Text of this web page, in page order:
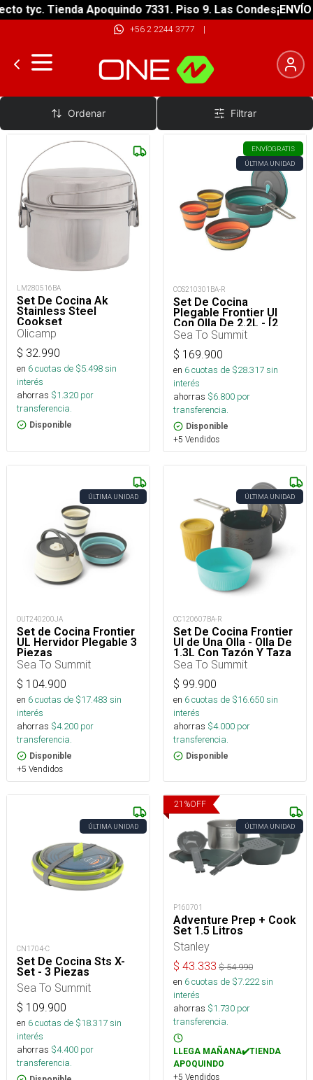
tyc. Tienda Apoquindo 7331. Piso 9. Las Condes¡ENVÍO
+56 2 2244 3777 |
Baterias de Cocina
Ordenar Filtrar
LM280516BA
Set De Cocina Ak
Stainless Steel
Cookset
Olicamp
$ 32.990
en 6cuotas de $5.498sin
interés
ahorras $1.320 por
transferencia.
Disponible
ENVÍOGRATIS
ÚLTIMA UNIDAD
COS210301BA-R
Set De Cocina
Plegable Frontier Ul
Con Olla De 2.2L - [2
Personas] [5 Piezas]
Sea To Summit
$ 169.900
en 6cuotas de $28.317sin
interés
ahorras $6.800 por
transferencia.
Disponible
+5 Vendidos
ÚLTIMA UNIDAD
OUT240200JA
Set de Cocina Frontier
UL Hervidor Plegable 3
Piezas
Sea To Summit
$ 104.900
en 6cuotas de $17.483 sin
interés
ahorras $4.200 por
transferencia.
Disponible
+5 Vendidos
ÚLTIMA UNIDAD
OC120607BA-R
Set De Cocina Frontier
Ul de Una Olla - Olla De
1.3L Con Tazón Y Taza
S
Sea To Summit
$ 99.900
en 6cuotas de $16.650sin
interés
ahorras $4.000 por
transferencia.
Disponible
ÚLTIMA UNIDAD
CN1704-C
Set De Cocina Sts X-
Set - 3 Piezas
Sea To Summit
$ 109.900
en 6cuotas de $18.317sin
interés
ahorras $4.400 por
transferencia.
21 %OFF
ÚLTIMA UNIDAD
P160701
Adventure Prep + Cook
Set 1.5 Litros
Stanley
$ 43.333 $54.990
en 6cuotas de $7.222sin
interés
ahorras $1.730 por
transferencia.
LLEGA MAÑANA✔️TIENDA
APOQUINDO
+5 Vendidos